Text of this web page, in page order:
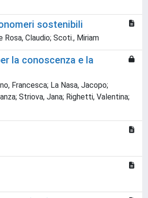
sostenibili
Rosa, Claudio; Scoti., Miriam
la conoscenza e la
Francesca; La Nasa, Jacopo;
Striova, Jana; Righetti, Valentina;